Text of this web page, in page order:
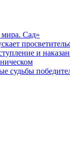
Сад»
и
судьбы